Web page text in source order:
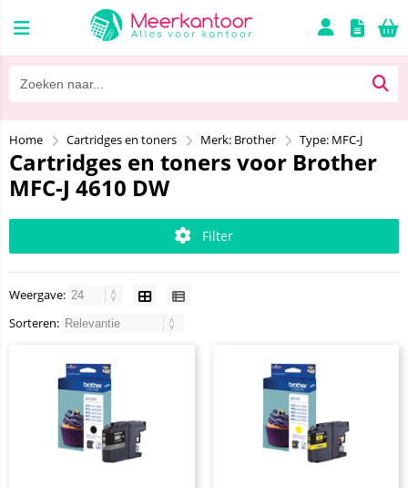
Home Cartridges en toners Merk: Brother Type: MFC-J
Cartridges en toners voor Brother
MFC-J 4610 DW
Filter
Weergave:
Sorteren: